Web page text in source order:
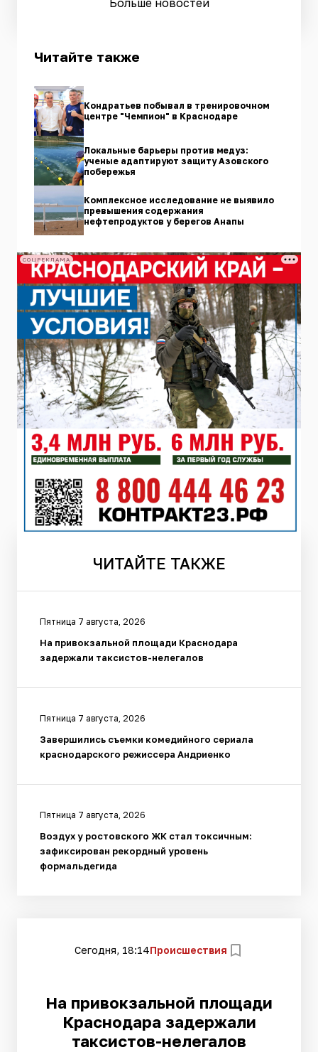
Больше новостей
Читайте также
Кондратьев побывал в тренировочном
центре "Чемпион" в Краснодаре
Локальные барьеры против медуз:
ученые адаптируют защиту Азовского
побережья
Комплексное исследование не выявило
превышения содержания
нефтепродуктов у берегов Анапы
СОЦРЕКЛАМА
ЧИТАЙТЕ ТАКЖЕ
Пятница 7 августа, 2026
На привокзальной площади Краснодара
задержали таксистов-нелегалов
Пятница 7 августа, 2026
Завершились съемки комедийного сериала
краснодарского режиссера Андриенко
Пятница 7 августа, 2026
Воздух у ростовского ЖК стал токсичным:
зафиксирован рекордный уровень
формальдегида
Сегодня, 18:14Происшествия
На привокзальной площади
Краснодара задержали
таксистов-нелегалов